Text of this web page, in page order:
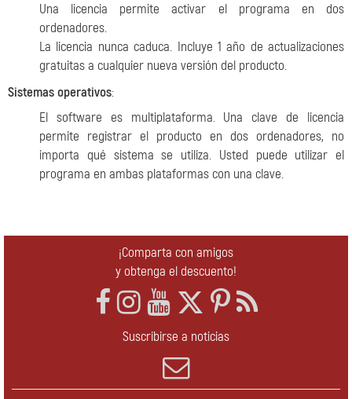
Una licencia permite activar el programa en dos
ordenadores.
La licencia nunca caduca. Incluye 1 año de actualizaciones
gratuitas a cualquier nueva versión del producto.
Sistemas operativos:
El software es multiplataforma. Una clave de licencia
permite registrar el producto en dos ordenadores, no
importa qué sistema se utiliza. Usted puede utilizar el
programa en ambas plataformas con una clave.
¡Comparta con amigos
y obtenga el descuento!
Suscribirse a noticias